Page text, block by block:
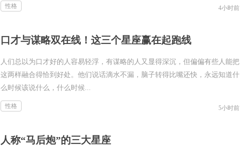
性格 4小时前
口才与谋略双在线！这三个星座赢在起跑线
人们总以为口才好的人容易轻浮，有谋略的人又显得深沉，但偏偏有些人能把
这两样融合得恰到好处。他们说话滴水不漏，脑子转得比嘴还快，永远知道什
么时候该说什么，什么时候...
性格 5小时前
人称“马后炮”的三大星座